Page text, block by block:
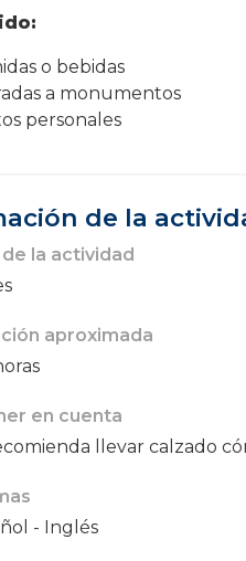
o bebidas
a monumentos
personales
de la
de la actividad
aproximada
en cuenta
llevar calzado
- Inglés